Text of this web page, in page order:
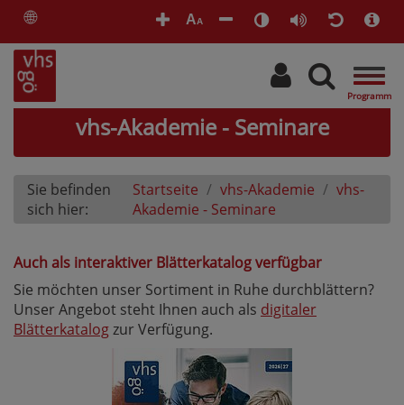
🌐 AA
vhs-Akademie - Seminare
Sie befinden
sich hier:
Startseite vhs-Akademie
vhs-
Akademie - Seminare
Auch als interaktiver Blätterkatalog verfügbar
Sie möchten unser Sortiment in Ruhe durchblättern?
Unser Angebot steht Ihnen auch als digitaler
Blätterkatalogzur Verfügung.